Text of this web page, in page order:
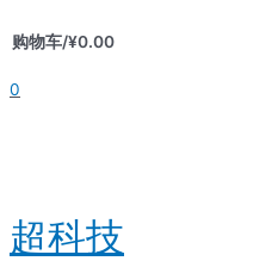
至
容
购物车/¥0.00
0
超科技